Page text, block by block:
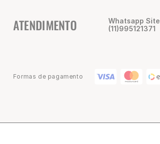
ATENDIMENTO
Whatsapp Site
(11)995121371
Formas de pagamento